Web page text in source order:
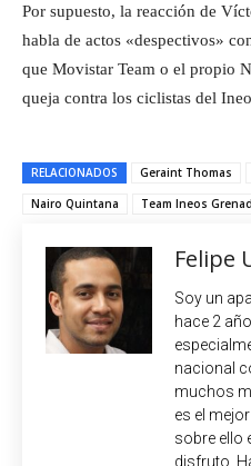
Por supuesto, la reacción de
habla de actos «despectivos»
que Movistar Team o el propio
queja contra los ciclistas del
RELACIONADOS Geraint Thomas
Nairo Quintana
Team Ineos
Felipe
Soy un
hace 2
nacional
muchos
es el
sobre ello
disfruto.